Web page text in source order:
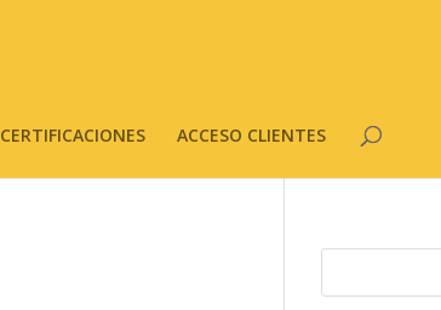
CERTIFICACIONES ACCESO CLIENTES